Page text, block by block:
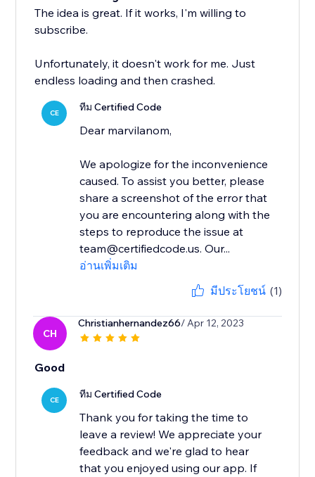
The idea is great. If it works, I'm willing to
subscribe.
Unfortunately, it doesn't work for me. Just
endless loading and then crashed.
CE ทีม Certified Code
Dear marvilanom,
We apologize for the inconvenience
caused. To assist you better, please
share a screenshot of the error that
you are encountering along with the
steps to reproduce the issue at
team@certifiedcode.us. Our...
อ่านเพิ่มเติม
มีประโยชน์ (1)
CH
Christianhernandez66/ Apr 12, 2023
Good
CE ทีม Certified Code
Thank you for taking the time to
leave a review! We appreciate your
feedback and we're glad to hear
that you enjoyed using our app. If